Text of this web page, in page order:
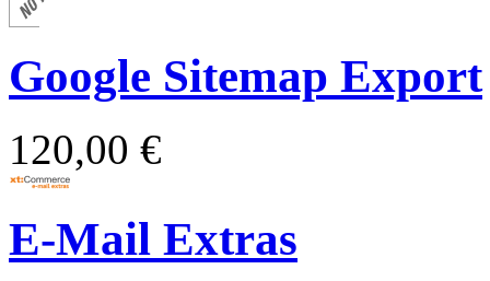
Google Sitemap Export
120,00 €
E-Mail Extras